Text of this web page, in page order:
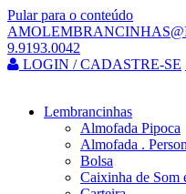
Pular para o conteúdo
9.9193.0042
LOGIN / CADASTRE-SE
Lembrancinhas
Almofada Pipoca
Almofada .
Bolsa
Caixinha de Som